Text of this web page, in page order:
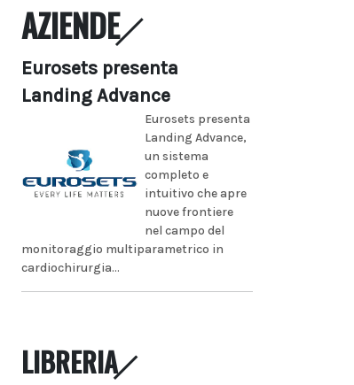
AZIENDE
Eurosets presenta
Landing Advance
Eurosets presenta
Landing Advance,
un sistema
completo e
intuitivo che apre
nuove frontiere
nel campo del
monitoraggio multiparametrico in
cardiochirurgia...
LIBRERIA